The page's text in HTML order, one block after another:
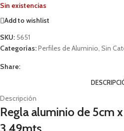
Sin existencias
Add to wishlist
SKU: 5651
Categorías:Perfiles de Aluminio Sin
Share:
Descripción
Regla aluminio de 5cm
3,49mts